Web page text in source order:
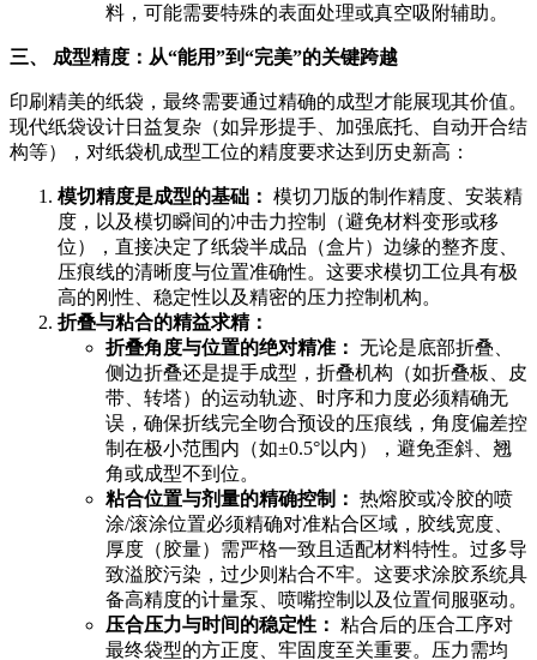
料，可能需要特殊的表面处理或真空吸附辅助。
三、 成型精度：从“能用”到“完美”的关键跨越
印刷精美的纸袋，最终需要通过精确的成型才能展现其价值。
现代纸袋设计日益复杂（如异形提手、加强底托、自动开合结
构等），对纸袋机成型工位的精度要求达到历史新高：
模切精度是成型的基础： 模切刀版的制作精度、安装精
度，以及模切瞬间的冲击力控制（避免材料变形或移
位），直接决定了纸袋半成品（盒片）边缘的整齐度、
压痕线的清晰度与位置准确性。这要求模切工位具有极
高的刚性、稳定性以及精密的压力控制机构。
折叠与粘合的精益求精：
折叠角度与位置的绝对精准： 无论是底部折叠、
侧边折叠还是提手成型，折叠机构（如折叠板、皮
带、转塔）的运动轨迹、时序和力度必须精确无
误，确保折线完全吻合预设的压痕线，角度偏差控
制在极小范围内（如±0.5°以内），避免歪斜、翘
角或成型不到位。
粘合位置与剂量的精确控制： 热熔胶或冷胶的喷
涂/滚涂位置必须精确对准粘合区域，胶线宽度、
厚度（胶量）需严格一致且适配材料特性。过多导
致溢胶污染，过少则粘合不牢。这要求涂胶系统具
备高精度的计量泵、喷嘴控制以及位置伺服驱动。
压合压力与时间的稳定性： 粘合后的压合工序对
最终袋型的方正度、牢固度至关重要。压力需均